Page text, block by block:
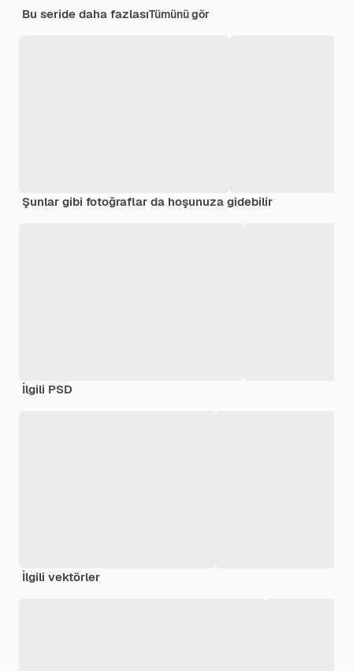
Bu seride daha fazlasıTümünü gör
Şunlar gibi fotoğraflar da hoşunuza gidebilir
İlgili PSD
İlgili vektörler